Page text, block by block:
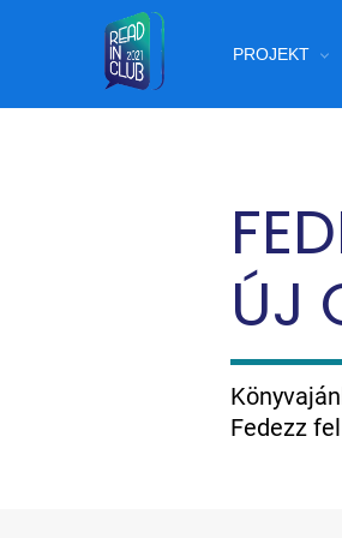
MainPROJEKT
ÚJ
Fedezz